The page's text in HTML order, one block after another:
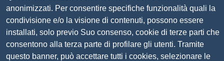
Pagare con PagoPA
Seguici su
anonimizzati. Per consentire specifiche funzionalità quali la
condivisione e/o la visione di contenuti, possono essere
installati, solo previo Suo consenso, cookie di terze parti che
consentono alla terza parte di profilare gli utenti. Tramite
questo banner, può accettare tutti i cookies, selezionare le